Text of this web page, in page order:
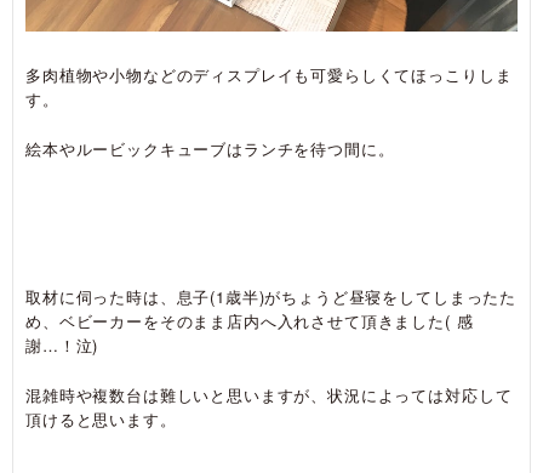
多肉植物や小物などのディスプレイも可愛らしくてほっこりしま
す。
絵本やルービックキューブはランチを待つ間に。
取材に伺った時は、息子(1歳半)がちょうど昼寝をしてしまったた
め、ベビーカーをそのまま店内へ入れさせて頂きました( 感
謝…！泣)
混雑時や複数台は難しいと思いますが、状況によっては対応して
頂けると思います。